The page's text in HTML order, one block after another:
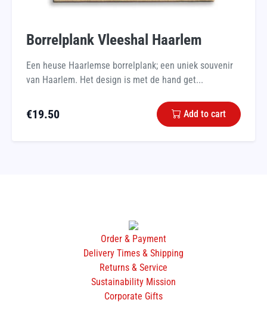
Borrelplank Vleeshal Haarlem
Een heuse Haarlemse borrelplank; een uniek souvenir
van Haarlem. Het design is met de hand get...
€19.50 Add to cart
Order & Payment
Delivery Times & Shipping
Returns & Service
Sustainability Mission
Corporate Gifts